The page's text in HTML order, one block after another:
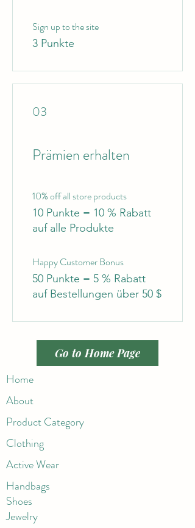
Sign up to the site
3 Punkte
03
Prämien erhalten
10% off all store products
10 Punkte = 10 % Rabatt
auf alle Produkte
Happy Customer Bonus
50 Punkte = 5 % Rabatt
auf Bestellungen über 50 $
Go to Home Page
Home
About
Product Category
Clothing
Active Wear
Handbags
Shoes
Jewelry